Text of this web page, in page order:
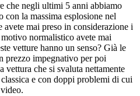
che negli ultimi 5 anni abbiamo
con la massima esplosione nel
mai preso in considerazione i
normalistico avete mai
vetture hanno un senso? Già le
prezzo impegnativo per poi
che si svaluta nettamente
e con doppi problemi di cui